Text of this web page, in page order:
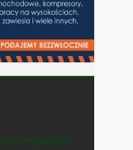
WYDAWCY